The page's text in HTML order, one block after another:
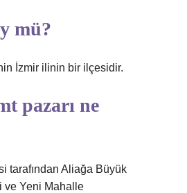
mü?
İzmir ilinin bir ilçesidir.
pazarı ne
tarafından Aliağa Büyük
ve Yeni Mahalle